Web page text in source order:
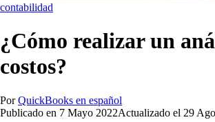
contabilidad
¿Cómo realizar un
costos?
Por QuickBooks en español
Publicado en 7 Mayo 2022Actualizado el 29